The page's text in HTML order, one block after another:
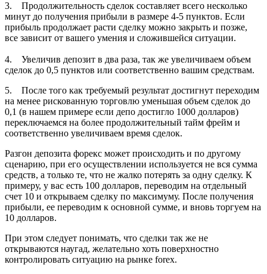
3. Продолжительность сделок составляет всего несколько
минут до получения прибыли в размере 4-5 пунктов. Если
прибыль продолжает расти сделку можно закрыть и позже,
все зависит от вашего умения и сложившейся ситуации.
4. Увеличив депозит в два раза, так же увеличиваем объем
сделок до 0,5 пунктов или соответственно вашим средствам.
5. После того как требуемый результат достигнут переходим
на менее рискованную торговлю уменьшая объем сделок до
0,1 (в нашем примере если депо достигло 1000 долларов)
переключаемся на более продолжительный тайм фрейм и
соответственно увеличиваем время сделок.
Разгон депозита форекс может происходить и по другому
сценарию, при его осуществлении используется не вся сумма
средств, а только те, что не жалко потерять за одну сделку. К
примеру, у вас есть 100 долларов, переводим на отдельный
счет 10 и открываем сделку по максимуму. После получения
прибыли, ее переводим к основной сумме, и вновь торгуем на
10 долларов.
При этом следует понимать, что сделки так же не
открываются наугад, желательно хоть поверхностно
контролировать ситуацию на рынке forex.